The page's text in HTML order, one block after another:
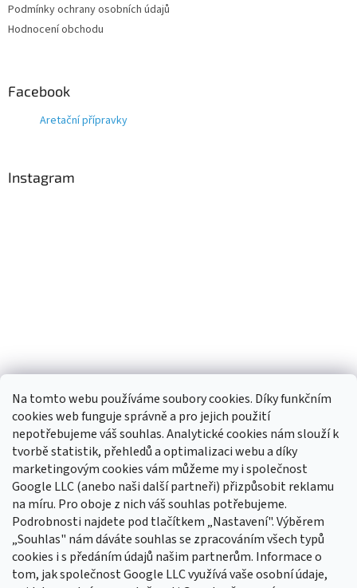
Na tomto webu používáme soubory cookies. Díky funkčním
cookies web funguje správně a pro jejich použití
nepotřebujeme váš souhlas. Analytické cookies nám slouží k
tvorbě statistik, přehledů a optimalizaci webu a díky
marketingovým cookies vám můžeme my i společnost
Google LLC (anebo naši další partneři) přizpůsobit reklamu
na míru. Pro oboje z nich váš souhlas potřebujeme.
Podrobnosti najdete pod tlačítkem „Nastavení". Výběrem
„Souhlas" nám dáváte souhlas se zpracováním všech typů
cookies i s předáním údajů našim partnerům. Informace o
tom, jak společnost Google LLC využívá vaše osobní údaje,
Podmínky ochrany osobních údajů
Hodnocení obchodu
Facebook
Aretační přípravky
Instagram
Sledovat na Instagramu
Odebírat newsletter
Vložte svůj e-mail a my vám budeme zasílat informace o nových
produktech na našem e-shopu.